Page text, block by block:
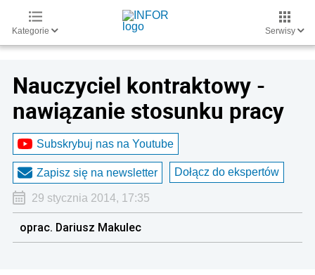
Kategorie Serwisy
Nauczyciel kontraktowy -
nawiązanie stosunku pracy
Subskrybuj nas na Youtube
Zapisz się na newsletter Dołącz do ekspertów
29 stycznia 2014, 17:35
oprac. Dariusz Makulec